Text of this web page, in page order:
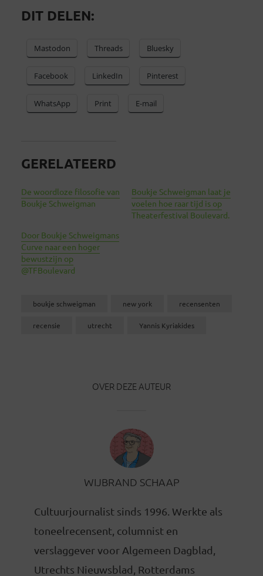
DIT DELEN:
Mastodon Threads Bluesky
Facebook LinkedIn Pinterest
WhatsApp Print E-mail
GERELATEERD
De woordloze filosofie van
Boukje Schweigman
Boukje Schweigman laat je
voelen hoe raar tijd is op
Theaterfestival Boulevard.
Door Boukje Schweigmans
Curve naar een hoger
bewustzijn op
@TFBoulevard
boukje schweigman new york recensenten
recensie utrecht Yannis Kyriakides
OVER DEZE AUTEUR
WIJBRAND SCHAAP
Cultuurjournalist sinds 1996. Werkte als
toneelrecensent, columnist en
verslaggever voor Algemeen Dagblad,
Utrechts Nieuwsblad, Rotterdams